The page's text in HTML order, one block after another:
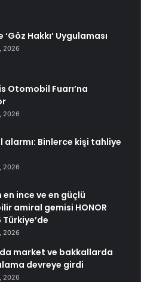
‘Göz Hakkı’ Uygulaması
2026
Otomobil Fuarı’na
2026
alarmı: Binlerce kişi tahliye
2026
en ince ve en güçlü
amiral gemisi HONOR
2026
market ve bakkallarda
devreye girdi
2026